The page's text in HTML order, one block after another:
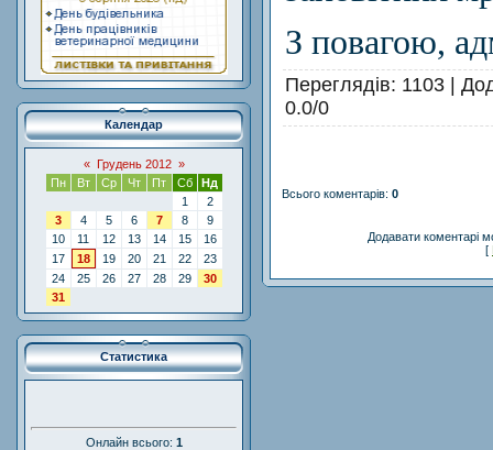
Календар
« Грудень 2012 »
Пн
Вт Ср Чт Пт Сб
Нд
1
2
3
4 5 6 7 8
9
10
11 12 13 14 15
16
17
18 19 20 21 22
23
24
25 26 27 28 29
30
31
Статистика
Онлайн всього: 1
З повагою,
Переглядів: 1103 |
0.0/0
Всього коментарів: 0
Додавати коментарі
[